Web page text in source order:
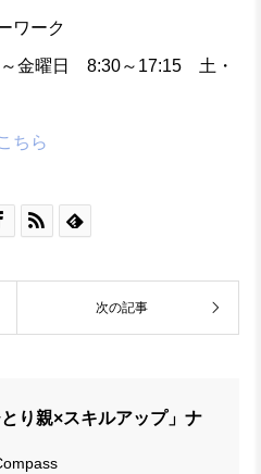
ワーク
～金曜日 8:30～17:15 土・
ちら
 
次の記事
り親×スキルアップ」ナ